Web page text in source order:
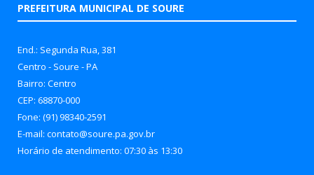
PREFEITURA MUNICIPAL DE SOURE
End.: Segunda Rua, 381
Centro - Soure - PA
Bairro: Centro
CEP: 68870-000
Fone: (91) 98340-2591
E-mail: contato@soure.pa.gov.br
Horário de atendimento: 07:30 às 13:30